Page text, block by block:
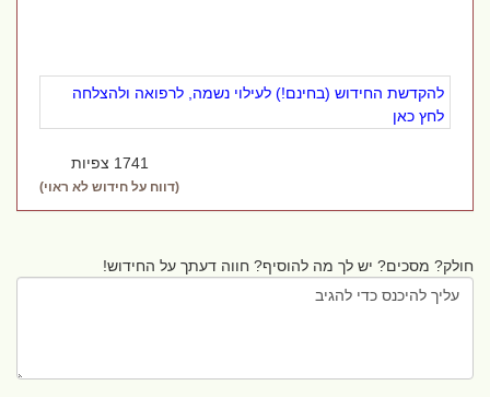
להקדשת החידוש (בחינם!) לעילוי נשמה, לרפואה ולהצלחה
לחץ כאן
1741 צפיות
(דווח על חידוש לא ראוי)
חולק? מסכים? יש לך מה להוסיף? חווה דעתך על החידוש!